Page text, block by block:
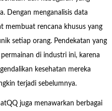
Dengan menganalisis data
membuat rencana khusus yang
setiap orang. Pendekatan yang
di industri ini, karena
kesehatan mereka
terjadi sebelumnya.
juga menawarkan berbagai